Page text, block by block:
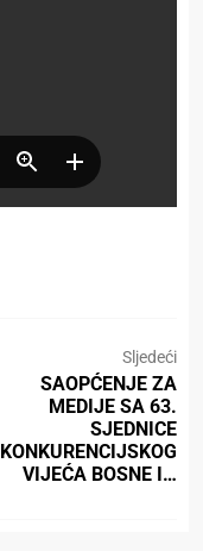
Sljedeći
SAOPĆENJE ZA
MEDIJE SA 63.
SJEDNICE
KONKURENCIJSKOG
VIJEĆA BOSNE I…